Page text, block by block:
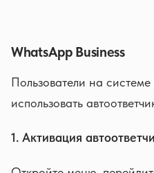
WhatsApp Business
Пользователи на
использовать
1. Активация